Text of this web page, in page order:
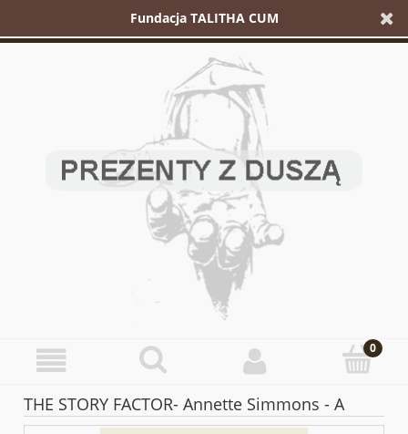
Fundacja TALITHA CUM
THE STORY FACTOR- Annette Simmons - A